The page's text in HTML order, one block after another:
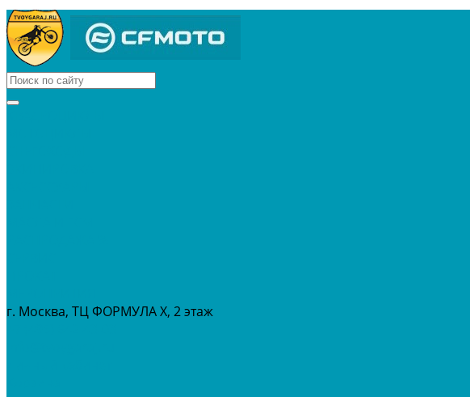
г. Москва, ТЦ ФОРМУЛА Х, 2 этаж